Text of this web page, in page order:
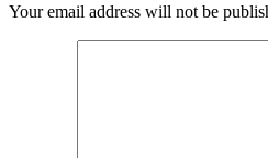
Your email address will not be